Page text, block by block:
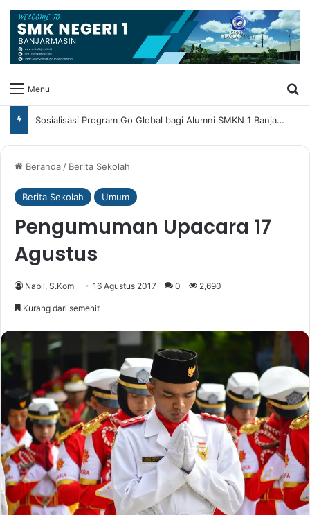
Menu
Sosialisasi Program Go Global bagi Alumni SMKN 1 Banjarmasin
Beranda/ Berita Sekolah
Berita Sekolah Umum
Pengumuman Upacara 17
Agustus
Nabil, S.Kom 16 Agustus 2017 0 2,690
Kurang dari semenit